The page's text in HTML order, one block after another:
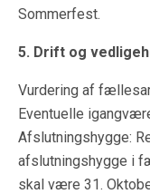
Sommerfest.
5. Drift og
Vurdering af
Eventuelle
Afslutningshygge:
afslutningshygge i
skal være 31.